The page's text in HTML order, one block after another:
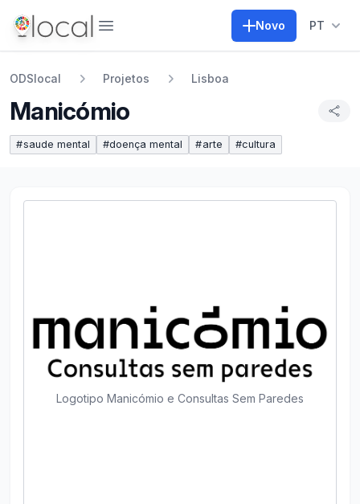
Abrir menu Novo PT
ODSlocal Projetos Lisboa
Manicómio
#saude mental #doença mental #arte #cultura
Logotipo Manicómio e Consultas Sem Paredes